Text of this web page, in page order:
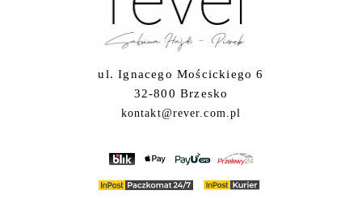
ul. Ignacego Mościckiego 6
32-800 Brzesko
kontakt@rever.com.pl